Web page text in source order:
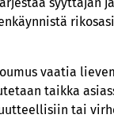
vaatia
taikka
tai